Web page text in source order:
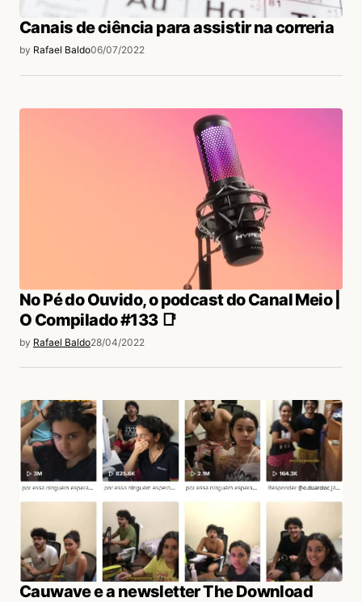
Canais de ciência para assistir na correria
by Rafael Baldo06/07/2022
No Pé do Ouvido, o podcast do Canal Meio |
O Compilado #133 📑
by Rafael Baldo28/04/2022
Cauwave e a newsletter The Download